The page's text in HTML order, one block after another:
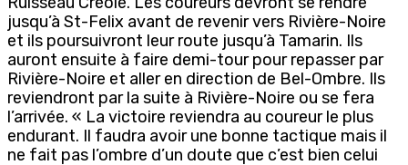
jusqu’à St-Felix avant de revenir vers Rivière-Noire
et ils poursuivront leur route jusqu’à Tamarin. Ils
auront ensuite à faire demi-tour pour repasser par
Rivière-Noire et aller en direction de Bel-Ombre. Ils
reviendront par la suite à Rivière-Noire ou se fera
l’arrivée. « La victoire reviendra au coureur le plus
endurant. Il faudra avoir une bonne tactique mais il
ne fait pas l’ombre d’un doute que c’est bien celui